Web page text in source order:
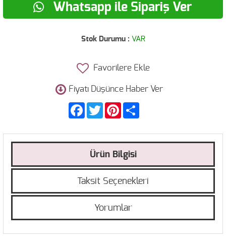
Whatsapp ile Sipariş Ver
Stok Durumu : VAR
Favorilere Ekle
Fiyatı Düşünce Haber Ver
FacebookTwitter Pinterest
Ürün Bilgisi
Taksit Seçenekleri
Yorumlar